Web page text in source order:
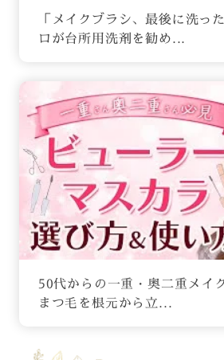
「メイクブラシ、最後に洗っ
ロが台所用洗剤を勧め...
50代からの一重・奥二重メイ
まつ毛を根元から立...